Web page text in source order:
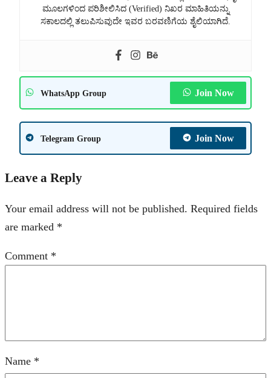
ಮೂಲಗಳಿಂದ ಪರಿಶೀಲಿಸಿದ (Verified) ನಿಖರ ಮಾಹಿತಿಯನ್ನು
ಸಕಾಲದಲ್ಲಿ ತಲುಪಿಸುವುದೇ ಇವರ ಬರವಣಿಗೆಯ ಶೈಲಿಯಾಗಿದೆ.
WhatsApp Group Join Now
Telegram Group Join Now
Leave a Reply
Your email address will not be published. Required fields
are marked *
Comment *
Name *